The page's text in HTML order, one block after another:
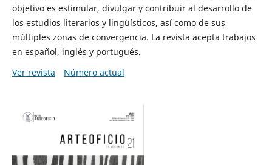
objetivo es estimular, divulgar y contribuir al desarrollo de
los estudios literarios y lingüísticos, así como de sus
múltiples zonas de convergencia. La revista acepta trabajos
en español, inglés y portugués.
Ver revista
Número actual